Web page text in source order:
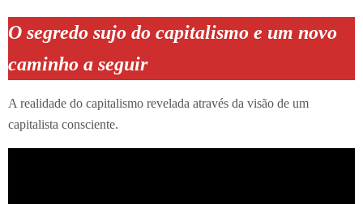
O segredo sujo do capitalismo e um novo
caminho a seguir
A realidade do capitalismo revelada através da visão de um
capitalista consciente.